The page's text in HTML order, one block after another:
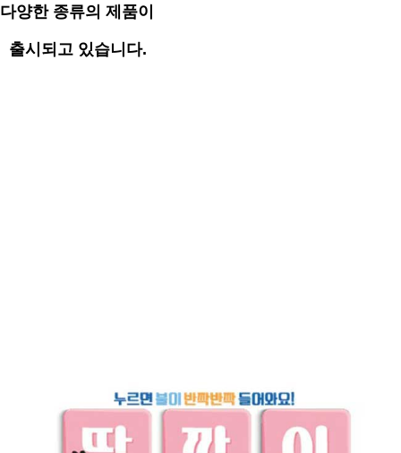
다양한 종류의 제품이
출시되고 있습니다.